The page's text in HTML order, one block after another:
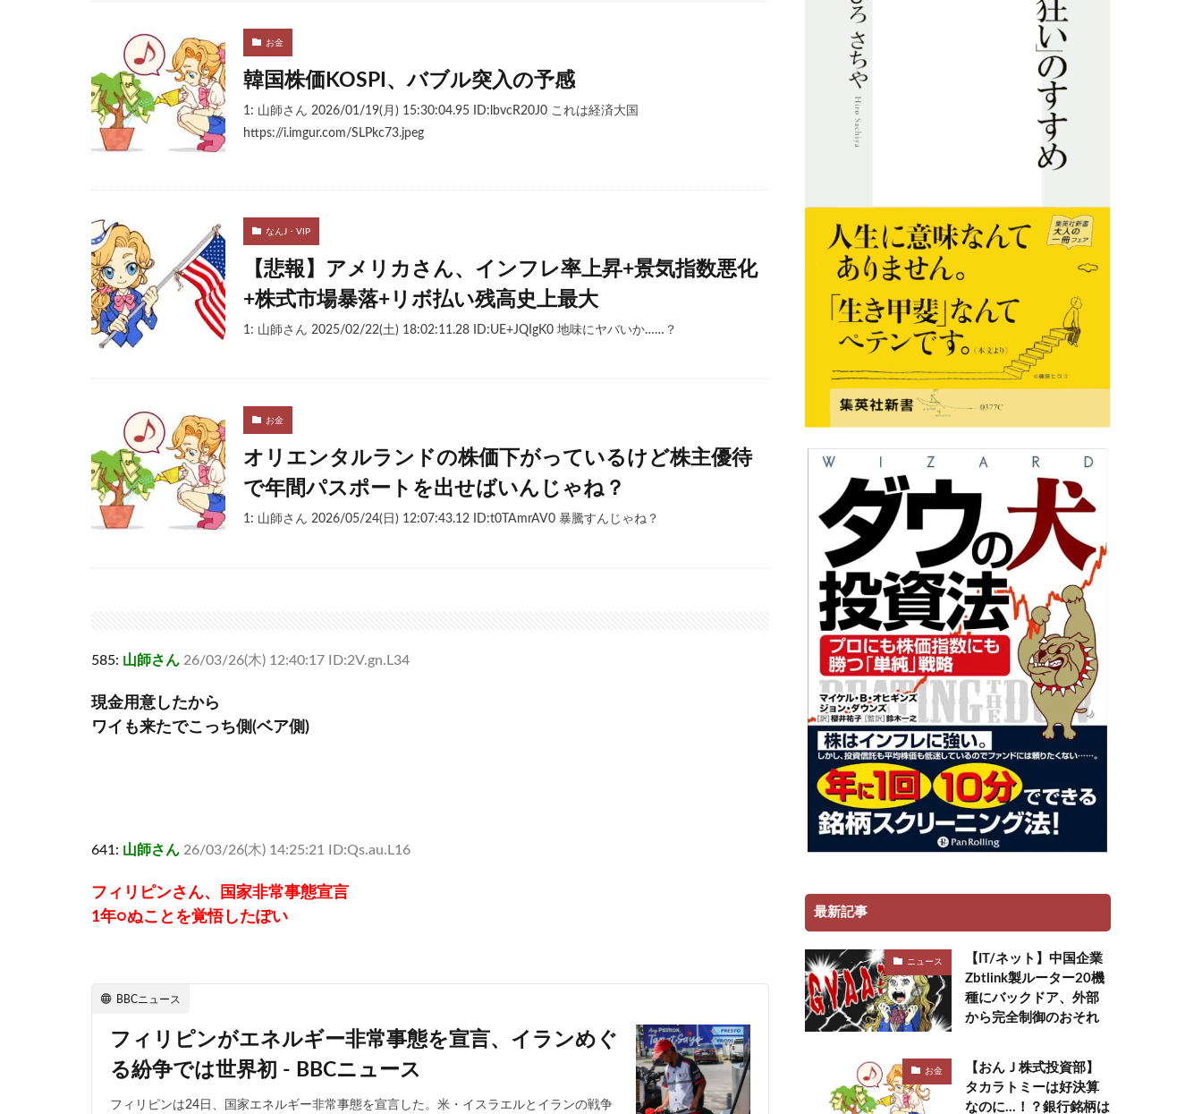
お金
韓国株価KOSPI、バブル突入の予感
1: 山師さん 2026/01/19(月) 15:30:04.95 ID:lbvcR20J0 これは経済大国
https://i.imgur.com/SLPkc73.jpeg
なんJ・VIP
【悲報】アメリカさん、インフレ率上昇+景気指数悪化
+株式市場暴落+リボ払い残高史上最大
1: 山師さん 2025/02/22(土) 18:02:11.28 ID:UE+JQIgK0 地味にヤバいか……？
お金
オリエンタルランドの株価下がっているけど株主優待
で年間パスポートを出せばいんじゃね？
1: 山師さん 2026/05/24(日) 12:07:43.12 ID:t0TAmrAV0 暴騰すんじゃね？
585: 山師さん 26/03/26(木) 12:40:17 ID:2V.gn.L34
現金用意したから
ワイも来たでこっち側(ベア側)
641: 山師さん 26/03/26(木) 14:25:21 ID:Qs.au.L16
フィリピンさん、国家非常事態宣言
1年○ぬことを覚悟したぽい
BBCニュース
フィリピンがエネルギー非常事態を宣言、イランめぐ
る紛争では世界初 - BBCニュース
フィリピンは24日、国家エネルギー非常事態を宣言した。米・イスラエルとイランの戦争
最新記事
ニュース
【IT/ネット】中国企業
Zbtlink製ルーター20機
種にバックドア、外部
から完全制御のおそれ
お金
【おんＪ株式投資部】
タカラトミーは好決算
なのに…！？銀行銘柄は